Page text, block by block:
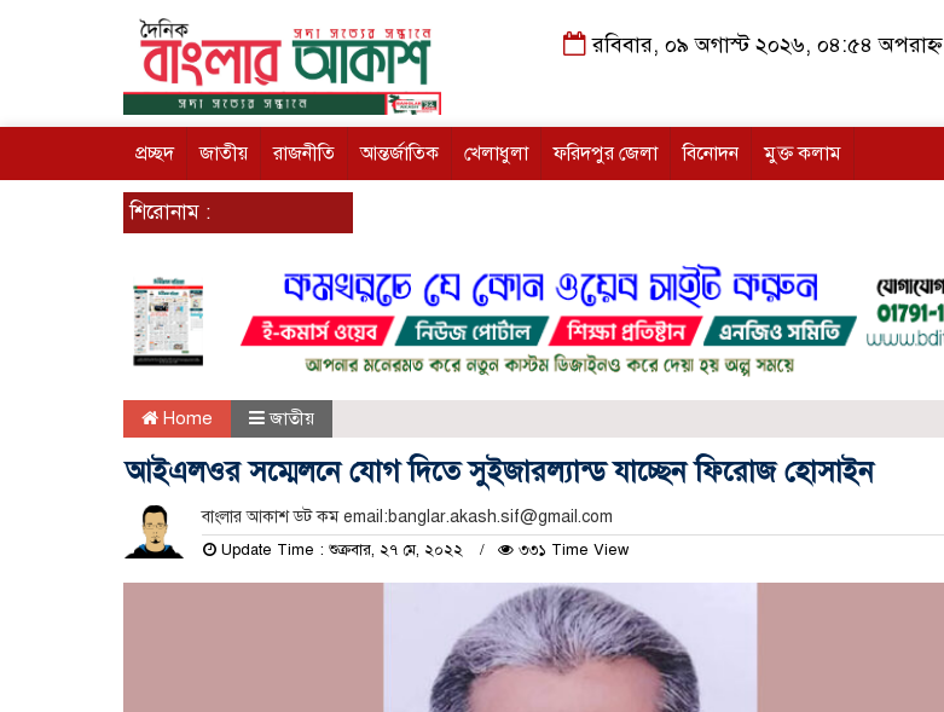
রবিবার, ০৯ অগাস্ট ২০২৬, ০৪:৫৪ অপরাহ্ন
প্রচ্ছদ জাতীয় রাজনীতি আন্তর্জাতিক খেলাধুলা ফরিদপুর জেলা বিনোদন মুক্ত কলাম
শিরোনাম :
Home জাতীয়
আইএলওর সম্মেলনে যোগ দিতে সুইজারল্যান্ড যাচ্ছেন ফিরোজ হোসাইন
বাংলার আকাশ ডট কম email:banglar.akash.sif@gmail.com
Update Time : শুক্রবার, ২৭ মে, ২০২২ ৩৩১ Time View